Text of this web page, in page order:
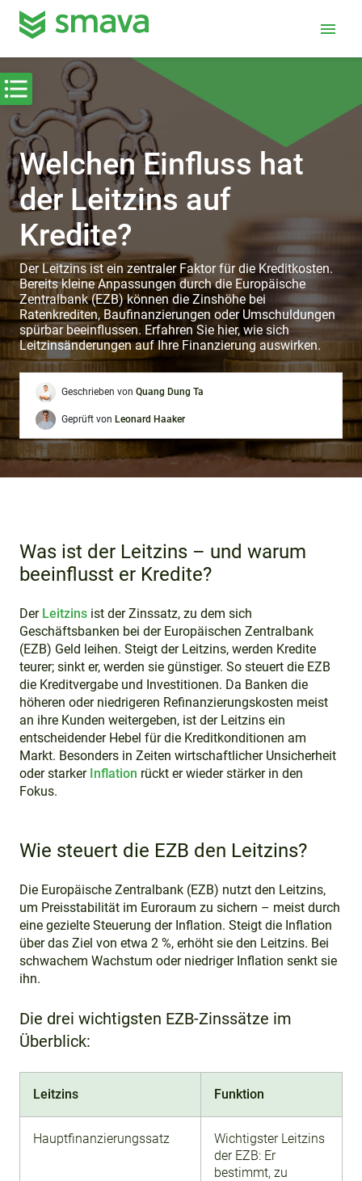
menu
Welchen Einfluss hat
der Leitzins auf
Kredite?
Der Leitzins ist ein zentraler Faktor für die Kreditkosten.
Bereits kleine Anpassungen durch die Europäische
Zentralbank (EZB) können die Zinshöhe bei
Ratenkrediten, Baufinanzierungen oder Umschuldungen
spürbar beeinflussen. Erfahren Sie hier, wie sich
Leitzinsänderungen auf Ihre Finanzierung auswirken.
Geschrieben von Quang Dung Ta
Geprüft von Leonard Haaker
Was ist der Leitzins – und warum
beeinflusst er Kredite?
Der Leitzins ist der Zinssatz, zu dem sich
Geschäftsbanken bei der Europäischen Zentralbank
(EZB) Geld leihen. Steigt der Leitzins, werden Kredite
teurer; sinkt er, werden sie günstiger. So steuert die EZB
die Kreditvergabe und Investitionen. Da Banken die
höheren oder niedrigeren Refinanzierungskosten meist
an ihre Kunden weitergeben, ist der Leitzins ein
entscheidender Hebel für die Kreditkonditionen am
Markt. Besonders in Zeiten wirtschaftlicher Unsicherheit
oder starker Inflation rückt er wieder stärker in den
Fokus.
Wie steuert die EZB den Leitzins?
Die Europäische Zentralbank (EZB) nutzt den Leitzins,
um Preisstabilität im Euroraum zu sichern – meist durch
eine gezielte Steuerung der Inflation. Steigt die Inflation
über das Ziel von etwa 2 %, erhöht sie den Leitzins. Bei
schwachem Wachstum oder niedriger Inflation senkt sie
ihn.
Die drei wichtigsten EZB-Zinssätze im
Überblick:
Leitzins Funktion
Hauptfinanzierungssatz
Wichtigster Leitzins
der EZB: Er
bestimmt, zu